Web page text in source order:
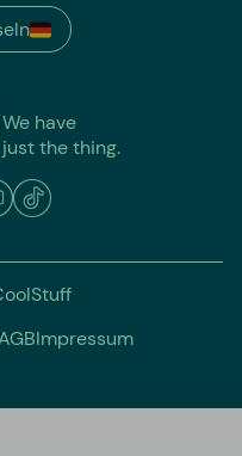
We have
just the thing.
Impressum